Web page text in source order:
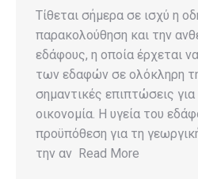
Τίθεται σήμερα σε ισχύ η
παρακολούθηση και την
εδάφους, η οποία έρχεται
των εδαφών σε ολόκληρη
σημαντικές επιπτώσεις
οικονομία. Η υγεία του
προϋπόθεση για τη
την αν Read More